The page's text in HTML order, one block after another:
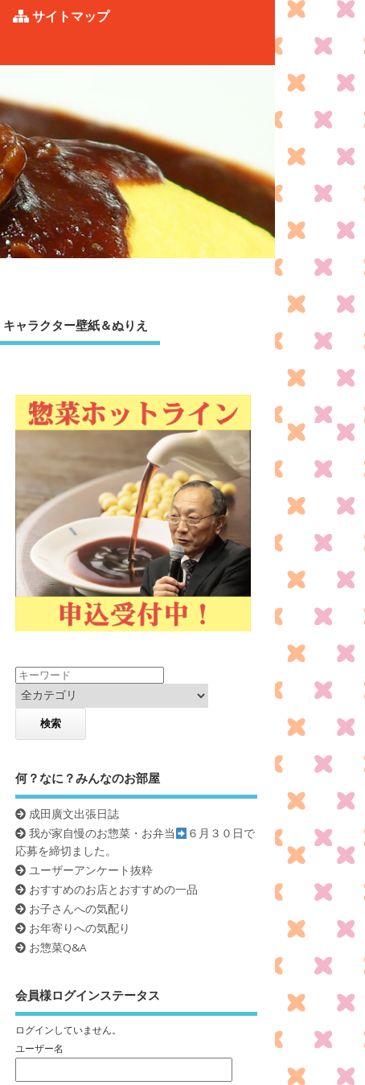
サイトマップ
キャラクター壁紙＆ぬりえ
何？なに？みんなのお部屋
成田廣文出張日誌
我が家自慢のお惣菜・お弁当
６月３０日で
応募を締切ました。
ユーザーアンケート抜粋
おすすめのお店とおすすめの一品
お子さんへの気配り
お年寄りへの気配り
お惣菜Q&A
会員様ログインステータス
ログインしていません。
ユーザー名